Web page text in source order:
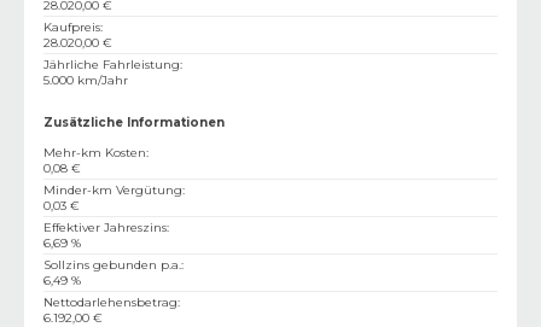
28.020,00 €
Kaufpreis:
28.020,00 €
Jährliche Fahrleistung:
5.000 km/Jahr
Zusätzliche Informationen
Mehr-km Kosten:
0,08 €
Minder-km Vergütung:
0,03 €
Effektiver Jahreszins:
6,69 %
Sollzins gebunden p.a.:
6,49 %
Nettodarlehensbetrag:
6.192,00 €